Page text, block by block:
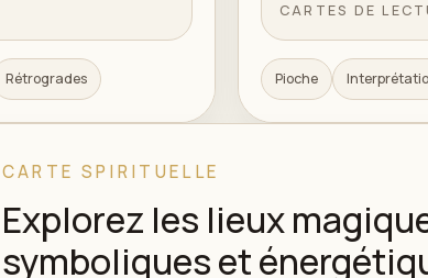
Rétrogrades
CARTES DE
Pioche
CARTE SPIRITUELLE
Explorez les lieux
symboliques et